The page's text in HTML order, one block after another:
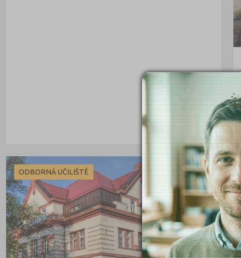
Karviná (145)
Kladno (129)
Klatovy (69)
Kolín (77)
Kroměříž (96)
Kutná Hora (66)
ODBORNÁ UČILIŠTĚ